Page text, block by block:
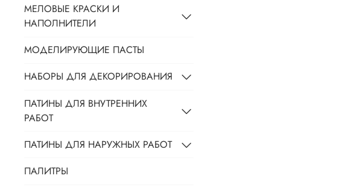
МЕЛОВЫЕ КРАСКИ И
НАПОЛНИТЕЛИ
МОДЕЛИРУЮЩИЕ ПАСТЫ
НАБОРЫ ДЛЯ ДЕКОРИРОВАНИЯ
ПАТИНЫ ДЛЯ ВНУТРЕННИХ
РАБОТ
ПАТИНЫ ДЛЯ НАРУЖНЫХ РАБОТ
ПАЛИТРЫ